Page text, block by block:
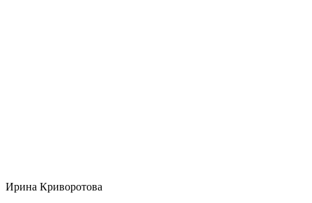
Ирина Криворотова